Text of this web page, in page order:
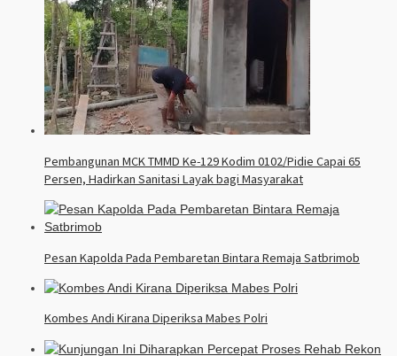
Pembangunan MCK TMMD Ke-129 Kodim 0102/Pidie Capai 65
Persen, Hadirkan Sanitasi Layak bagi Masyarakat
Pesan Kapolda Pada Pembaretan Bintara Remaja Satbrimob
Kombes Andi Kirana Diperiksa Mabes Polri